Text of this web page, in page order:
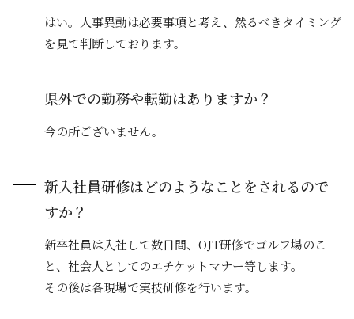
はい。人事異動は必要事項と考え、然るべきタイミング
を見て判断しております。
県外での勤務や転勤はありますか？
今の所ございません。
新入社員研修はどのようなことをされるので
すか？
新卒社員は入社して数日間、OJT研修でゴルフ場のこ
と、社会人としてのエチケットマナー等します。
その後は各現場で実技研修を行います。